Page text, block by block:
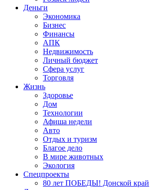
Деньги
Экономика
Бизнес
Финансы
АПК
Недвижимость
Личный бюджет
Сфера услуг
Торговля
Жизнь
Здоровье
Дом
Технологии
Афиша недели
Авто
Отдых и туризм
Благое дело
В мире животных
Экология
Спецпроекты
80 лет ПОБЕДЫ! Донской край